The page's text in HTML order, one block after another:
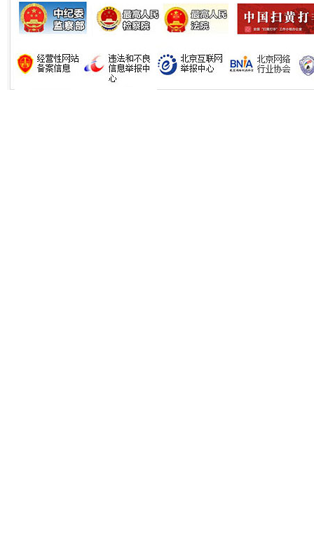
习近平的博鳌关键词
魏明亮